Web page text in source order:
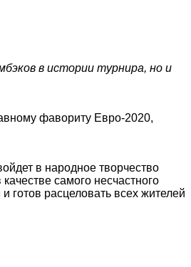
в истории турнира, но и
фавориту Евро-2020,
в народное творчество
самого несчастного
готов расцеловать всех жителей